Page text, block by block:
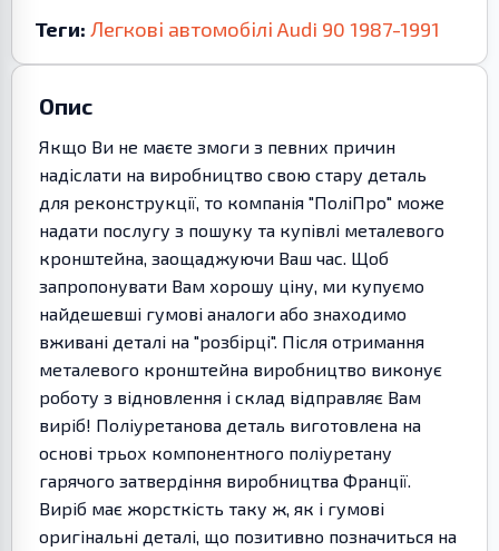
Теги: Легкові автомобілі Audi 90 1987-1991
Опис
Якщо Ви не маєте змоги з певних причин
надіслати на виробництво свою стару деталь
для реконструкції, то компанія "ПоліПро" може
надати послугу з пошуку та купівлі металевого
кронштейна, заощаджуючи Ваш час. Щоб
запропонувати Вам хорошу ціну, ми купуємо
найдешевші гумові аналоги або знаходимо
вживані деталі на "розбірці". Після отримання
металевого кронштейна виробництво виконує
роботу з відновлення і склад відправляє Вам
виріб! Поліуретанова деталь виготовлена на
основі трьох компонентного поліуретану
гарячого затвердіння виробництва Франції.
Виріб має жорсткість таку ж, як і гумові
оригінальні деталі, що позитивно позначиться на